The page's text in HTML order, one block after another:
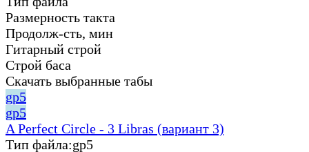
Размерность такта
Продолж-сть, мин
Гитарный строй
Строй баса
Скачать выбранные табы
gp5
gp5
A Perfect Circle - 3 Libras (вариант 3)
Тип файла:gp5